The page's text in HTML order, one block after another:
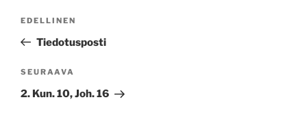
Edellinen
artikkeli
EDELLINEN
Tiedotusposti
Seuraava
artikkeli
SEURAAVA
2. Kun. 10, Joh. 16